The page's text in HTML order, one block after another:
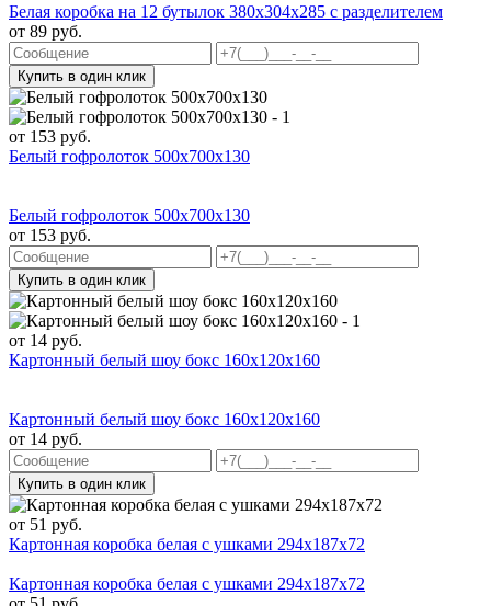
Белая коробка на 12 бутылок 380x304x285 с разделителем
от 89 руб.
Купить в один клик
от 153 руб.
Белый гофролоток 500x700x130
Белый гофролоток 500x700x130
от 153 руб.
Купить в один клик
от 14 руб.
Картонный белый шоу бокс 160x120x160
Картонный белый шоу бокс 160x120x160
от 14 руб.
Купить в один клик
от 51 руб.
Картонная коробка белая с ушками 294х187х72
Картонная коробка белая с ушками 294х187х72